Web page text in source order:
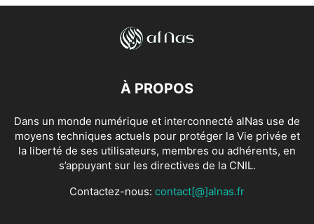
À PROPOS
Dans un monde numérique et interconnecté alNas use de
moyens techniques actuels pour protéger la Vie privée et
la liberté de ses utilisateurs, membres ou adhérents, en
s’appuyant sur les directives de la CNIL.
Contactez-nous: contact[@]alnas.fr